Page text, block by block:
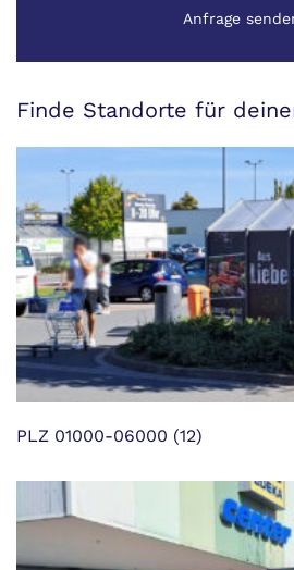
Anfrage
Finde Standorte für
PLZ 01000-06000 (12)